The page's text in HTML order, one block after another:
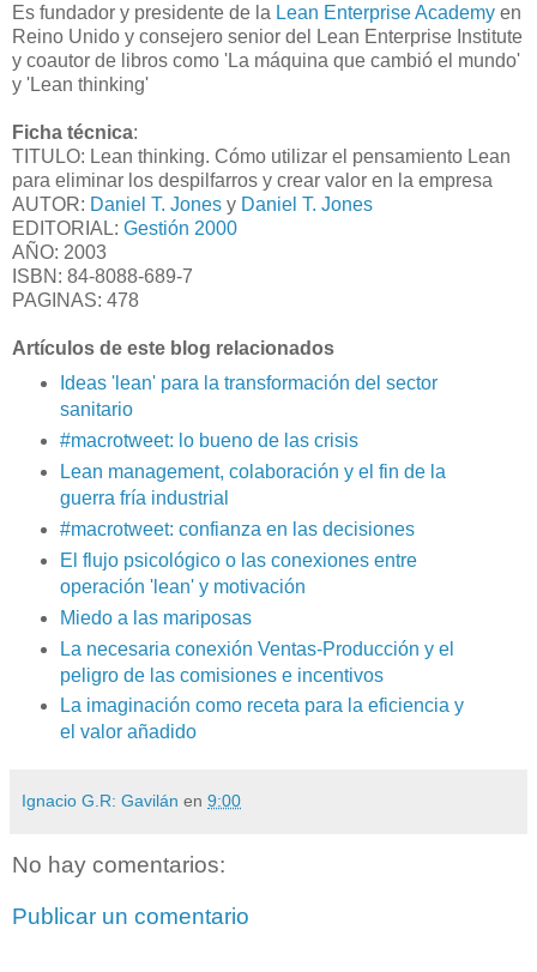
Es fundador y presidente de la Lean Enterprise Academy en
Reino Unido y consejero senior del Lean Enterprise Institute
y coautor de libros como 'La máquina que cambió el mundo'
y 'Lean thinking'
Ficha técnica:
TITULO: Lean thinking. Cómo utilizar el pensamiento Lean
para eliminar los despilfarros y crear valor en la empresa
AUTOR: Daniel T. Jones y Daniel T. Jones
EDITORIAL: Gestión 2000
AÑO: 2003
ISBN: 84-8088-689-7
PAGINAS: 478
Artículos de este blog relacionados
Ideas 'lean' para la transformación del sector
sanitario
#macrotweet: lo bueno de las crisis
Lean management, colaboración y el fin de la
guerra fría industrial
#macrotweet: confianza en las decisiones
El flujo psicológico o las conexiones entre
operación 'lean' y motivación
Miedo a las mariposas
La necesaria conexión Ventas-Producción y el
peligro de las comisiones e incentivos
La imaginación como receta para la eficiencia y
el valor añadido
Ignacio G.R: Gavilán en 9:00
No hay comentarios:
Publicar un comentario